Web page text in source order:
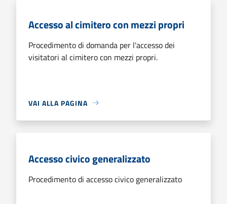
Accesso al cimitero con mezzi propri
Procedimento di domanda per l'accesso dei
visitatori al cimitero con mezzi propri.
VAI ALLA PAGINA
Accesso civico generalizzato
Procedimento di accesso civico generalizzato